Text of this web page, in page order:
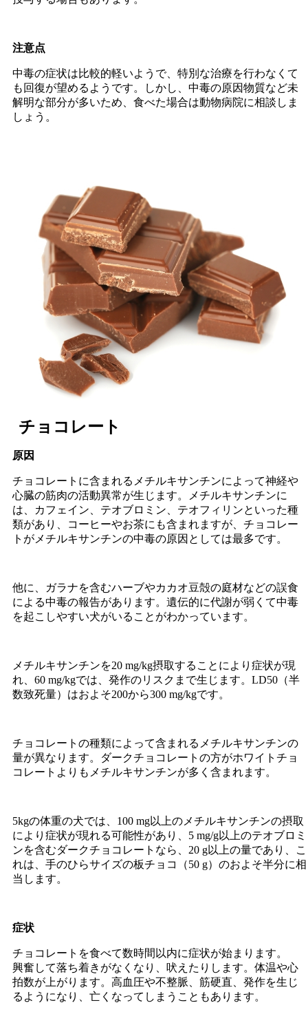
注意点
中毒の症状は比較的軽いようで、特別な治療を行わなくて
も回復が望めるようです。しかし、中毒の原因物質など未
解明な部分が多いため、食べた場合は動物病院に相談しま
しょう。
チョコレート
原因
チョコレートに含まれるメチルキサンチンによって神経や
心臓の筋肉の活動異常が生じます。メチルキサンチンに
は、カフェイン、テオブロミン、テオフィリンといった種
類があり、コーヒーやお茶にも含まれますが、チョコレー
トがメチルキサンチンの中毒の原因としては最多です。
他に、ガラナを含むハーブやカカオ豆殻の庭材などの誤食
による中毒の報告があります。遺伝的に代謝が弱くて中毒
を起こしやすい犬がいることがわかっています。
メチルキサンチンを20 mg/kg摂取することにより症状が現
れ、60 mg/kgでは、発作のリスクまで生じます。LD50（半
数致死量）はおよそ200から300 mg/kgです。
チョコレートの種類によって含まれるメチルキサンチンの
量が異なります。ダークチョコレートの方がホワイトチョ
コレートよりもメチルキサンチンが多く含まれます。
5kgの体重の犬では、100 mg以上のメチルキサンチンの摂取
により症状が現れる可能性があり、5 mg/g以上のテオブロミ
ンを含むダークチョコレートなら、20 g以上の量であり、こ
れは、手のひらサイズの板チョコ（50 g）のおよそ半分に相
当します。
症状
チョコレートを食べて数時間以内に症状が始まります。
興奮して落ち着きがなくなり、吠えたりします。体温や心
拍数が上がります。高血圧や不整脈、筋硬直、発作を生じ
るようになり、亡くなってしまうこともあります。